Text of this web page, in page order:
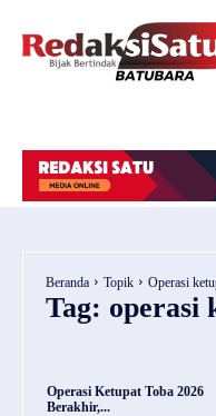
Beranda Topik Operasi
Tag: operasi
Operasi Ketupat Toba 2026
Berakhir,...